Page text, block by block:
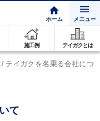
ホーム メニュー
施工例 テイガクとは
/ テイガクを名乗る会社につ
て